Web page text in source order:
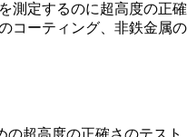
測定するのに超高度の
コーティング、非鉄金
超高度の正確さのテスト